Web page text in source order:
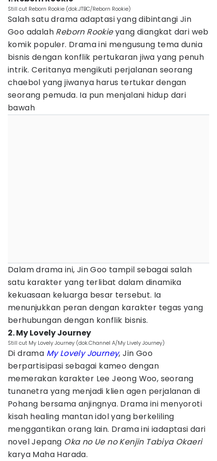
Still cut Reborn Rookie (dok.JTBC/Reborn Rookie)
Salah satu drama adaptasi yang dibintangi Jin
Goo adalah Reborn Rookieyang diangkat dari web
komik populer. Drama ini mengusung tema dunia
bisnis dengan konflik pertukaran jiwa yang penuh
intrik. Ceritanya mengikuti perjalanan seorang
chaebol yang jiwanya harus tertukar dengan
seorang pemuda. Ia pun menjalani hidup dari
bawah
Dalam drama ini, Jin Goo tampil sebagai salah
satu karakter yang terlibat dalam dinamika
kekuasaan keluarga besar tersebut. Ia
menunjukkan peran dengan karakter tegas yang
berhubungan dengan konflik bisnis.
2. My Lovely Journey
Still cut My Lovely Journey (dok.Channel A/My Lively Journey)
Di drama My Lovely Journey, Jin Goo
berpartisipasi sebagai kameo dengan
memerakan karakter Lee Jeong Woo, seorang
tunanetra yang menjadi klien agen perjalanan di
Pohang bersama anjingnya. Drama ini menyoroti
kisah healing mantan idol yang berkeliling
menggantikan orang lain. Drama ini iadaptasi dari
novel Jepang Oka no Ue no Kenjin Tabiya Okaeri
karya Maha Harada.